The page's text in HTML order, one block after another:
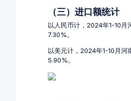
（三）进口额统计
以人民币计，2024年1-10月
7.30%。
以美元计，2024年1-10月
5.90%。